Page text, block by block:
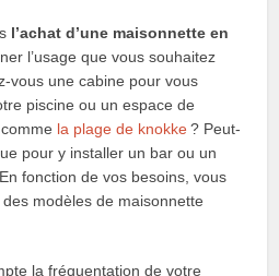
l’achat d’une maisonnette en
l’usage que vous souhaitez
vous une cabine pour vous
piscine ou un espace de
la plage de knokke? Peut-
pour y installer un bar ou un
fonction de vos besoins, vous
modèles de maisonnette
la fréquentation de votre